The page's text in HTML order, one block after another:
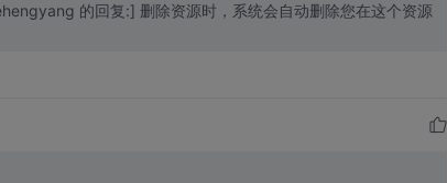
的回复:] 删除资源时，系统会自动删除您在这个资源